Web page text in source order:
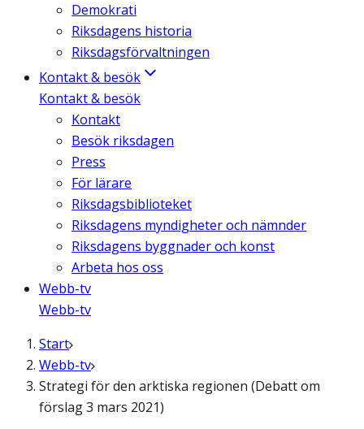
Demokrati
Riksdagens historia
Riksdagsförvaltningen
Kontakt & besök
Kontakt & besök
Kontakt
Besök riksdagen
Press
För lärare
Riksdagsbiblioteket
Riksdagens myndigheter och nämnder
Riksdagens byggnader och konst
Arbeta hos oss
Webb-tv
Webb-tv
Start
Webb-tv
Strategi för den arktiska regionen (Debatt om
förslag 3 mars 2021)